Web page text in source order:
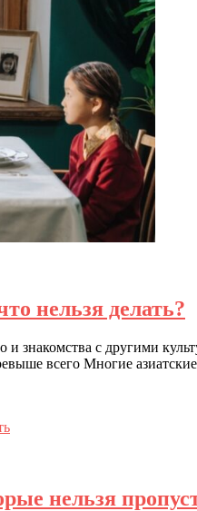
нельзя делать?
знакомства с другими
всего Многие
нельзя